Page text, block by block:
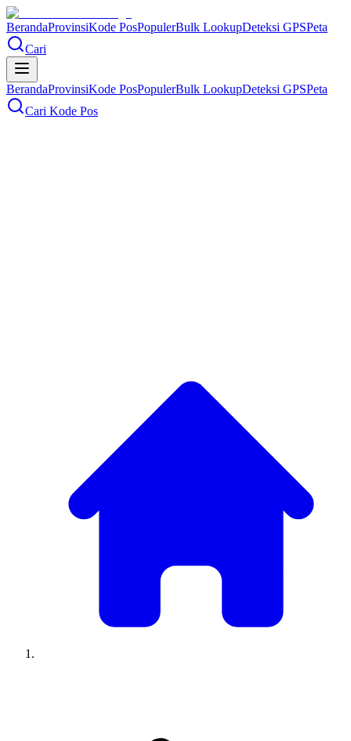
BerandaProvinsiKode PosPopulerBulk LookupDeteksi GPSPeta
Cari
BerandaProvinsiKode PosPopulerBulk LookupDeteksi GPSPeta
Cari Kode Pos